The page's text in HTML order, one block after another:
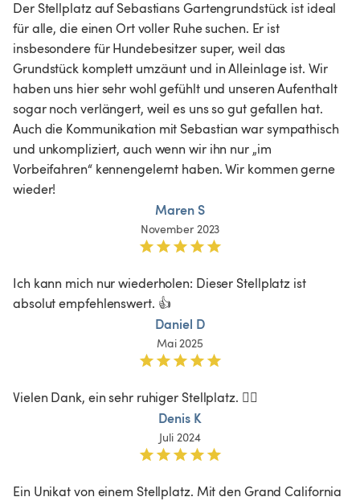
Der Stellplatz auf Sebastians Gartengrundstück ist ideal
für alle, die einen Ort voller Ruhe suchen. Er ist
insbesondere für Hundebesitzer super, weil das
Grundstück komplett umzäunt und in Alleinlage ist. Wir
haben uns hier sehr wohl gefühlt und unseren Aufenthalt
sogar noch verlängert, weil es uns so gut gefallen hat.
Auch die Kommunikation mit Sebastian war sympathisch
und unkompliziert, auch wenn wir ihn nur „im
Vorbeifahren“ kennengelernt haben. Wir kommen gerne
wieder!
Maren S
November 2023
Ich kann mich nur wiederholen: Dieser Stellplatz ist
absolut empfehlenswert. 👍
Daniel D
Mai 2025
Vielen Dank, ein sehr ruhiger Stellplatz. 👍🏼
Denis K
Juli 2024
Ein Unikat von einem Stellplatz. Mit den Grand California